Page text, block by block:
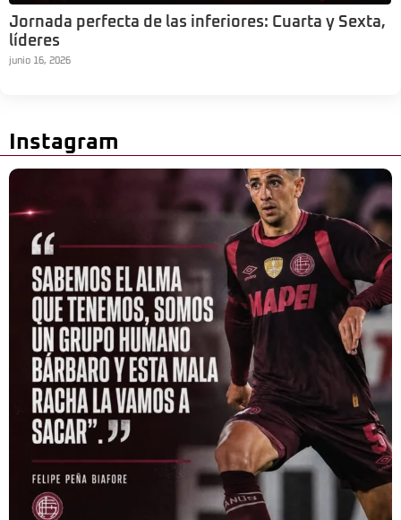
Jornada perfecta de las inferiores: Cuarta y Sexta,
líderes
junio 16, 2026
Instagram